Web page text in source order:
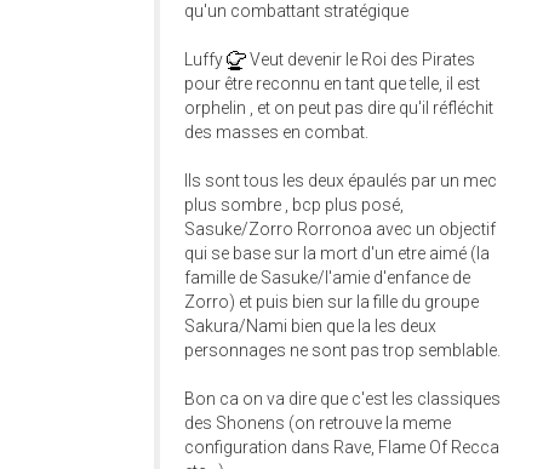
qu'un combattant stratégique
Luffy
Veut devenir le Roi des Pirates
pour être reconnu en tant que telle, il est
orphelin , et on peut pas dire qu'il réfléchit
des masses en combat.
Ils sont tous les deux épaulés par un mec
plus sombre , bcp plus posé,
Sasuke/Zorro Rorronoa avec un objectif
qui se base sur la mort d'un etre aimé (la
famille de Sasuke/l'amie d'enfance de
Zorro) et puis bien sur la fille du groupe
Sakura/Nami bien que la les deux
personnages ne sont pas trop semblable.
Bon ca on va dire que c'est les classiques
des Shonens (on retrouve la meme
configuration dans Rave, Flame Of Recca